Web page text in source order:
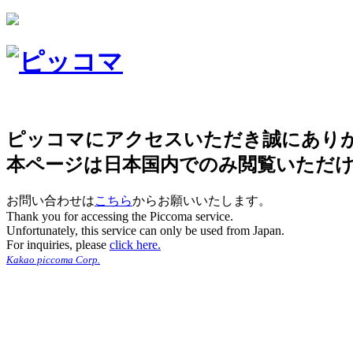
ピッコマにアクセスいただき誠にあり
本ページは日本国内でのみ閲覧いただ
お問い合わせはこちらからお願いいたします。
Thank you for accessing the Piccoma service.
Unfortunately, this service can only be used from Japan.
For inquiries, please click here.
Kakao piccoma Corp.